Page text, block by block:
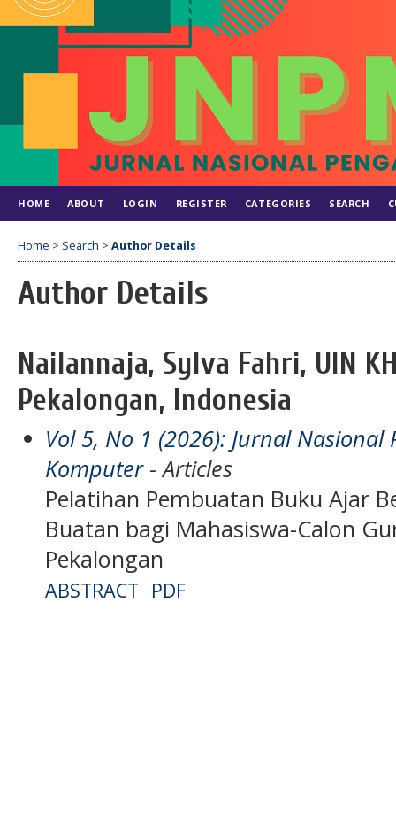
HOME ABOUT LOGIN REGISTER CATEGORIES SEARCH
Home > Search > Author Details
Author Details
Nailannaja, Sylva Fahri, UIN
Pekalongan, Indonesia
Vol 5, No 1 (2026): Jurnal
Komputer- Articles
Pelatihan Pembuatan Buku Ajar
Buatan bagi Mahasiswa-Calon
Pekalongan
ABSTRACT PDF